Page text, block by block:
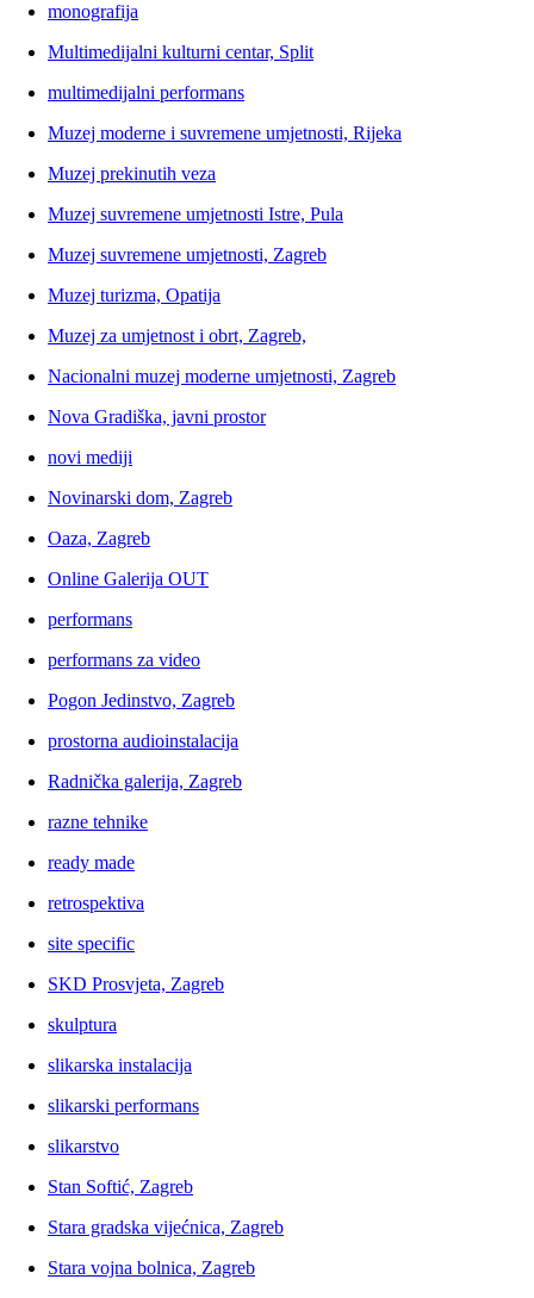
monografija
Multimedijalni kulturni centar, Split
multimedijalni performans
Muzej moderne i suvremene umjetnosti, Rijeka
Muzej prekinutih veza
Muzej suvremene umjetnosti Istre, Pula
Muzej suvremene umjetnosti, Zagreb
Muzej turizma, Opatija
Muzej za umjetnost i obrt, Zagreb,
Nacionalni muzej moderne umjetnosti, Zagreb
Nova Gradiška, javni prostor
novi mediji
Novinarski dom, Zagreb
Oaza, Zagreb
Online Galerija OUT
performans
performans za video
Pogon Jedinstvo, Zagreb
prostorna audioinstalacija
Radnička galerija, Zagreb
razne tehnike
ready made
retrospektiva
site specific
SKD Prosvjeta, Zagreb
skulptura
slikarska instalacija
slikarski performans
slikarstvo
Stan Softić, Zagreb
Stara gradska vijećnica, Zagreb
Stara vojna bolnica, Zagreb